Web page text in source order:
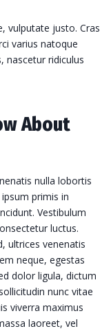
vulputate justo. Cras
varius natoque
nascetur ridiculus
About
nulla lobortis
primis in
Vestibulum
luctus.
ultrices venenatis
neque, egestas
dolor ligula, dictum
nunc vitae
viverra maximus
laoreet, vel